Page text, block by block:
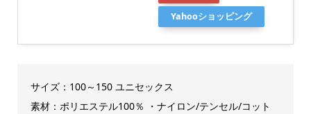
Yahooショッピング
サイズ：100～150 ユニセックス
素材：ポリエステル100％ ・ナイロン/テンセル/コット